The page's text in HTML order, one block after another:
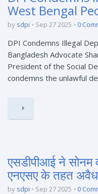
West Bengal
by sdpi Sep 27 2025 0
DPI Condemns Illegal
Bangladesh Advocate
President of the Social
condemns the unlawful
एसडीपीआई ने सोनम
एनएसए के तहत अवैध
by sdpi Sep 27 2025 0